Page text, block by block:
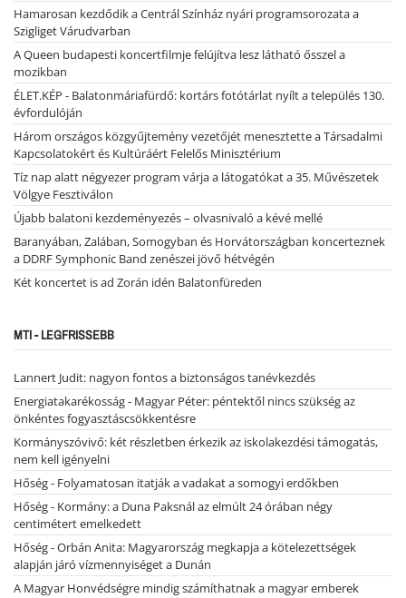
Hamarosan kezdődik a Centrál Színház nyári programsorozata a
Szigliget Várudvarban
A Queen budapesti koncertfilmje felújítva lesz látható ősszel a
mozikban
ÉLET.KÉP - Balatonmáriafürdő: kortárs fotótárlat nyílt a település 130.
évfordulóján
Három országos közgyűjtemény vezetőjét menesztette a Társadalmi
Kapcsolatokért és Kultúráért Felelős Minisztérium
Tíz nap alatt négyezer program várja a látogatókat a 35. Művészetek
Völgye Fesztiválon
Újabb balatoni kezdeményezés – olvasnivaló a kévé mellé
Baranyában, Zalában, Somogyban és Horvátországban koncerteznek
a DDRF Symphonic Band zenészei jövő hétvégén
Két koncertet is ad Zorán idén Balatonfüreden
MTI - LEGFRISSEBB
Lannert Judit: nagyon fontos a biztonságos tanévkezdés
Energiatakarékosság - Magyar Péter: péntektől nincs szükség az
önkéntes fogyasztáscsökkentésre
Kormányszóvivő: két részletben érkezik az iskolakezdési támogatás,
nem kell igényelni
Hőség - Folyamatosan itatják a vadakat a somogyi erdőkben
Hőség - Kormány: a Duna Paksnál az elmúlt 24 órában négy
centimétert emelkedett
Hőség - Orbán Anita: Magyarország megkapja a kötelezettségek
alapján járó vízmennyiséget a Dunán
A Magyar Honvédségre mindig számíthatnak a magyar emberek